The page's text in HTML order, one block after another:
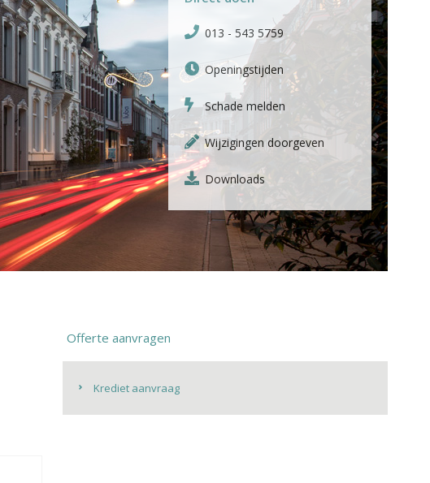
013 - 543 5759
Openingstijden
Schade melden
Wijzigingen doorgeven
Downloads
Offerte aanvragen
Krediet aanvraag